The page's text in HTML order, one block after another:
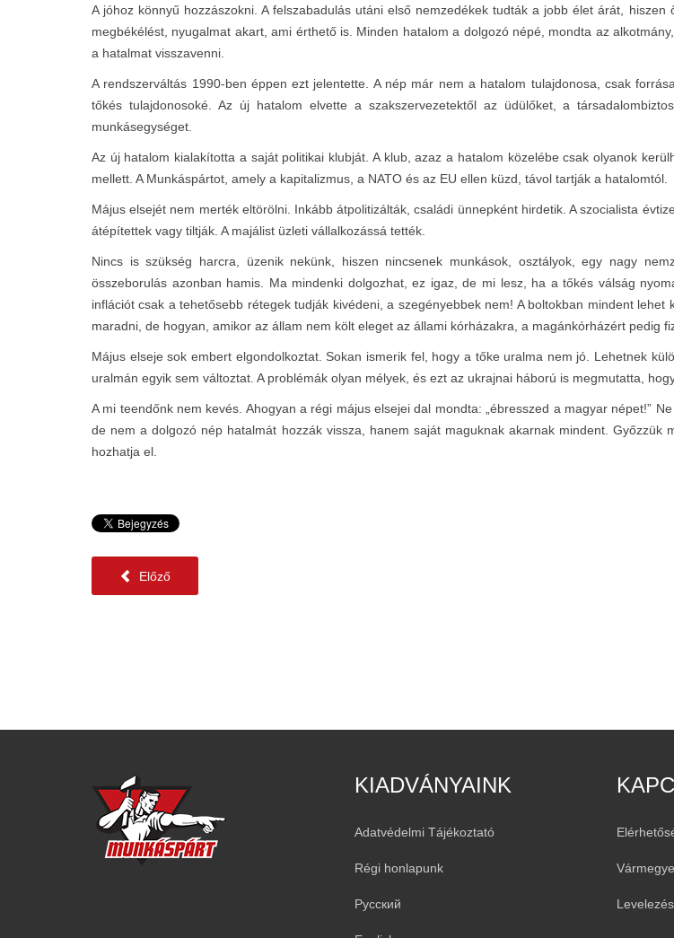
A jóhoz könnyű hozzászokni. A felszabadulás utáni első nemzedékek tudták a jobb élet árát,
megbékélést, nyugalmat akart, ami érthető is. Minden hatalom a dolgozó népé, mondta az
a hatalmat visszavenni.
A rendszerváltás 1990-ben éppen ezt jelentette. A nép már nem a hatalom tulajdonosa, csak
tőkés tulajdonosoké. Az új hatalom elvette a szakszervezetektől az üdülőket, a
munkásegységet.
Az új hatalom kialakította a saját politikai klubját. A klub, azaz a hatalom közelébe csak olyanok
mellett. A Munkáspártot, amely a kapitalizmus, a NATO és az EU ellen küzd, távol tartják a hatalomtól.
Május elsejét nem merték eltörölni. Inkább átpolitizálták, családi ünnepként hirdetik. A szocialista
átépítettek vagy tiltják. A majálist üzleti vállalkozássá tették.
Nincs is szükség harcra, üzenik nekünk, hiszen nincsenek munkások, osztályok, egy nagy
összeborulás azonban hamis. Ma mindenki dolgozhat, ez igaz, de mi lesz, ha a tőkés válság
inflációt csak a tehetősebb rétegek tudják kivédeni, a szegényebbek nem! A boltokban mindent
maradni, de hogyan, amikor az állam nem költ eleget az állami kórházakra, a magánkórházért pedig
Május elseje sok embert elgondolkoztat. Sokan ismerik fel, hogy a tőke uralma nem jó. Lehetnek
uralmán egyik sem változtat. A problémák olyan mélyek, és ezt az ukrajnai háború is megmutatta,
A mi teendőnk nem kevés. Ahogyan a régi május elsejei dal mondta: „ébresszed a magyar népet!”
de nem a dolgozó nép hatalmát hozzák vissza, hanem saját maguknak akarnak mindent.
hozhatja el.
Előző
KIADVÁNYAINK
Adatvédelmi Tájékoztató
Régi honlapunk
Русский Levelezés